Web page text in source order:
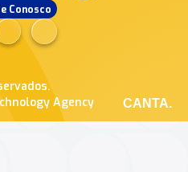
Conosco
Agency
CANTA.